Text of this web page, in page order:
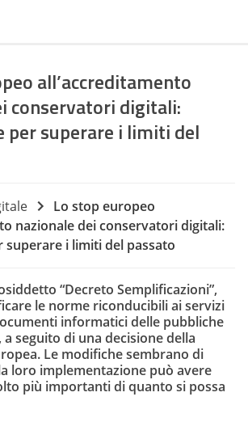
all’accreditamento
conservatori digitali:
per superare i limiti del
Lo stop europeo
nazionale dei conservatori digitali:
superare i limiti del passato
“Decreto Semplificazioni”,
le norme riconducibili ai servizi
informatici delle pubbliche
seguito di una decisione della
Le modifiche sembrano di
loro implementazione può avere
più importanti di quanto si possa